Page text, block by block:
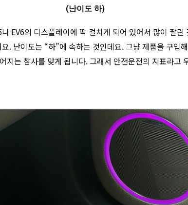
(난이도 하)
EV6의 디스플레이에 딱 걸치게 되어 있어서 많이 팔
. 난이도는 “하”에 속하는 것인데요. 그냥 제품을 구입
지는 참사를 맞게 됩니다. 그래서 안전운전의 지표라고